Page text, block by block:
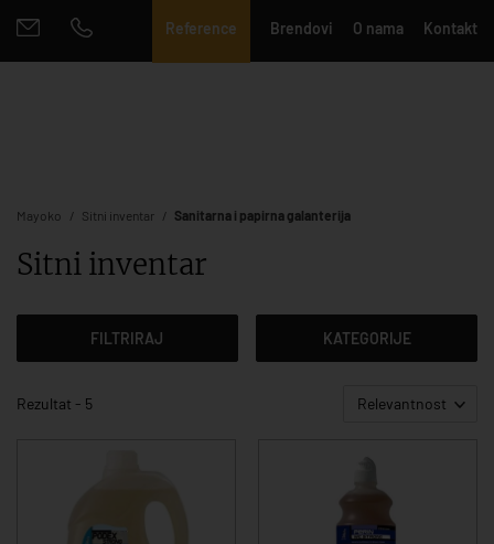
Reference Brendovi O nama Kontakt
Mayoko Sitni inventar Sanitarna i papirna galanterija
Sitni inventar
FILTRIRAJ KATEGORIJE
Rezultat - 5 Relevantnost